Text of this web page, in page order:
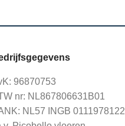
96870753
nr: NL867806631B01
NL57 INGB 0111978122